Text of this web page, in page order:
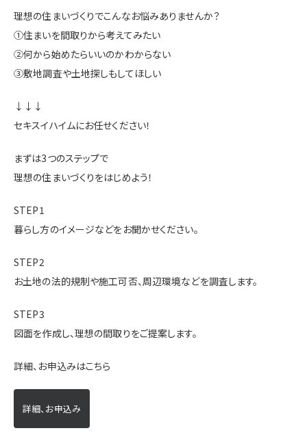
理想の住まいづくりでこんなお悩みありませんか？
①住まいを間取りから考えてみたい
②何から始めたらいいのかわからない
③敷地調査や土地探しもしてほしい
↓↓↓
セキスイハイムにお任せください！
まずは3つのステップで
理想の住まいづくりをはじめよう！
STEP1
暮らし方のイメージなどをお聞かせください。
STEP2
お土地の法的規制や施工可否、周辺環境などを調査します。
STEP3
図面を作成し、理想の間取りをご提案します。
詳細、お申込みはこちら
詳細、お申込み
アクセス
住宅展示場出展に関するご案内
31社 55棟